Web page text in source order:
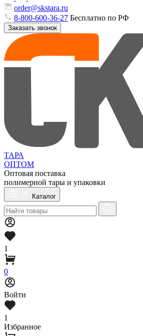
order@skstara.ru
8-800-600-36-27 Бесплатно по РФ
Заказать звонок
ТАРА
ОПТОМ
Оптовая поставка
полимерной тары и упаковки
Каталог
1
0
Войти
1
Избранное